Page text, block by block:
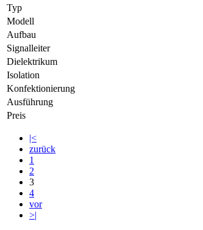
Typ
Modell
Aufbau
Signalleiter
Dielektrikum
Isolation
Konfektionierung
Ausführung
Preis
|<
zurück
1
2
3
4
vor
>|